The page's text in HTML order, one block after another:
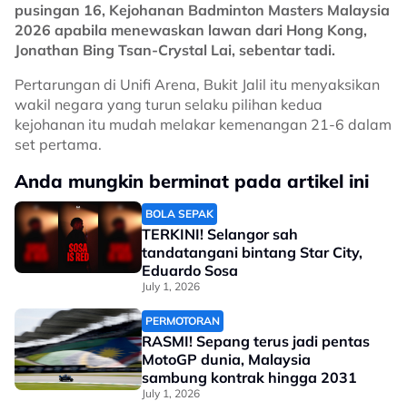
pusingan 16, Kejohanan Badminton Masters Malaysia
2026 apabila menewaskan lawan dari Hong Kong,
Jonathan Bing Tsan-Crystal Lai, sebentar tadi.
Pertarungan di Unifi Arena, Bukit Jalil itu menyaksikan
wakil negara yang turun selaku pilihan kedua
kejohanan itu mudah melakar kemenangan 21-6 dalam
set pertama.
Anda mungkin berminat pada artikel ini
BOLA SEPAK
TERKINI! Selangor sah
tandatangani bintang Star City,
Eduardo Sosa
July 1, 2026
PERMOTORAN
RASMI! Sepang terus jadi pentas
MotoGP dunia, Malaysia
sambung kontrak hingga 2031
July 1, 2026